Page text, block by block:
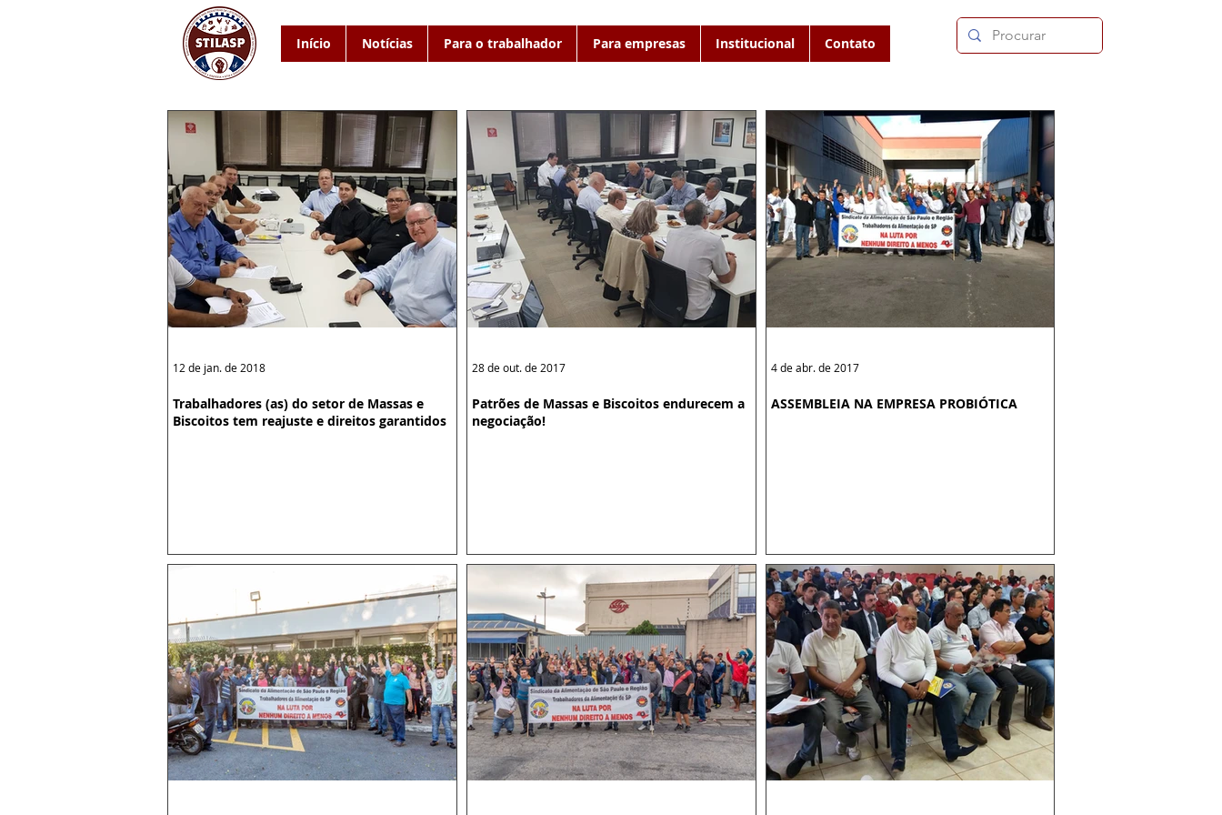
Início Notícias Para o trabalhador Para empresas Institucional Contato
Trabalhadores (as) do setor de Massas e
Biscoitos tem reajuste e direitos garantidos
12 de jan. de 2018
Patrões de Massas e Biscoitos endurecem a
negociação!
28 de out. de 2017
ASSEMBLEIA NA EMPRESA PROBIÓTICA
4 de abr. de 2017